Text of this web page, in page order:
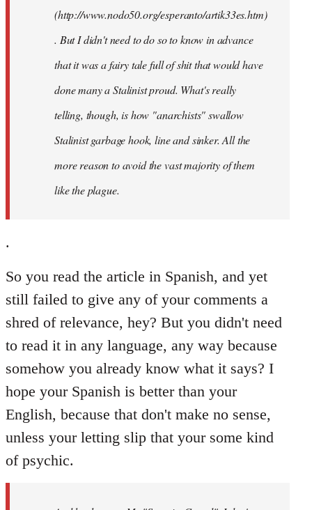
(http://www.nodo50.org/esperanto/artik33es.htm)
. But I didn't need to do so to know in advance
that it was a fairy tale full of shit that would have
done many a Stalinist proud. What's really
telling, though, is how "anarchists" swallow
Stalinist garbage hook, line and sinker. All the
more reason to avoid the vast majority of them
like the plague.
.
So you read the article in Spanish, and yet
still failed to give any of your comments a
shred of relevance, hey? But you didn't need
to read it in any language, any way because
somehow you already know what it says? I
hope your Spanish is better than your
English, because that don't make no sense,
unless your letting slip that your some kind
of psychic.